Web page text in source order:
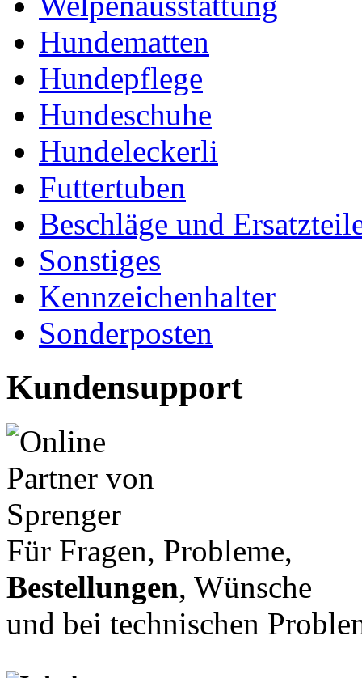
Hundematten
Hundepflege
Hundeschuhe
Hundeleckerli
Futtertuben
Beschläge und
Sonstiges
Kennzeichenhalter
Sonderposten
Kundensupport
Für Fragen, Probleme,
Bestellungen, Wünsche
und bei technischen